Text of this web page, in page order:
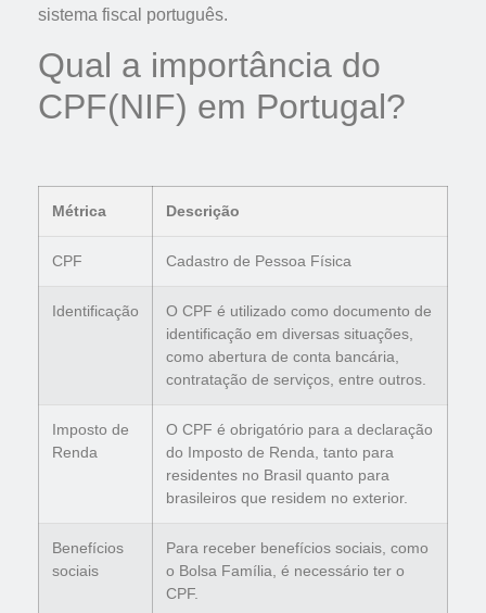
sistema fiscal português.
Qual a importância do
CPF(NIF) em Portugal?
Métrica Descrição
CPF Cadastro de Pessoa Física
Identificação
O CPF é utilizado como documento de
identificação em diversas situações,
como abertura de conta bancária,
contratação de serviços, entre outros.
Imposto de
Renda
O CPF é obrigatório para a declaração
do Imposto de Renda, tanto para
residentes no Brasil quanto para
brasileiros que residem no exterior.
Benefícios
sociais
Para receber benefícios sociais, como
o Bolsa Família, é necessário ter o
CPF.